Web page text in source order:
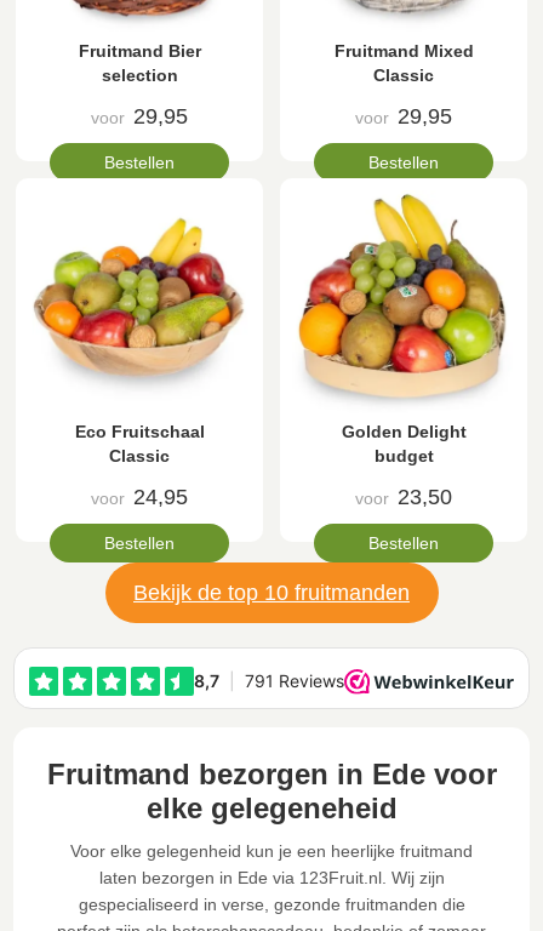
Fruitmand Bier
selection
voor 29,95
Bestellen
Fruitmand Mixed
Classic
voor 29,95
Bestellen
Eco Fruitschaal
Classic
voor 24,95
Bestellen
Golden Delight
budget
voor 23,50
Bestellen
Bekijk de top 10 fruitmanden
Fruitmand bezorgen in Ede voor
elke gelegeneheid
Voor elke gelegenheid kun je een heerlijke fruitmand
laten bezorgen in Ede via 123Fruit.nl. Wij zijn
gespecialiseerd in verse, gezonde fruitmanden die